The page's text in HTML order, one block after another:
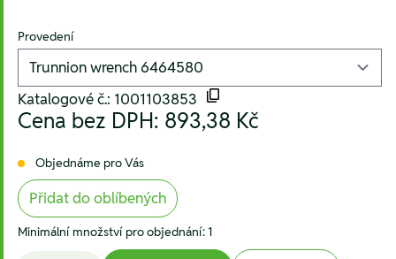
Provedení
Katalogové č.: 1001103853
Cena bez DPH: 893,38 Kč
Objednáme pro Vás
Přidat do oblíbených
Minimální množství pro objednání: 1